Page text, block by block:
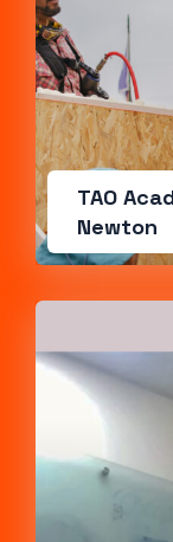
TAO
Newton